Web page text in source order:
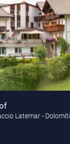
Latemar - Dolomiti